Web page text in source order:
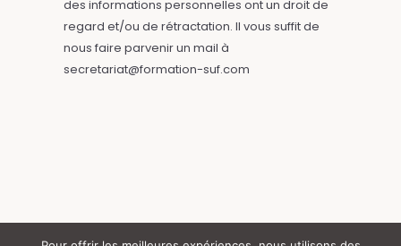
des informations personnelles ont un droit de
regard et/ou de rétractation. Il vous suffit de
nous faire parvenir un mail à
secretariat@formation-suf.com